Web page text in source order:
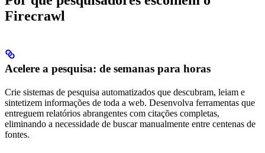
Firecrawl
Acelere a pesquisa: de semanas para horas
Crie sistemas de pesquisa automatizados que descubram, leiam e
sintetizem informações de toda a web. Desenvolva ferramentas que
entreguem relatórios abrangentes com citações completas,
eliminando a necessidade de buscar manualmente entre centenas de
fontes.